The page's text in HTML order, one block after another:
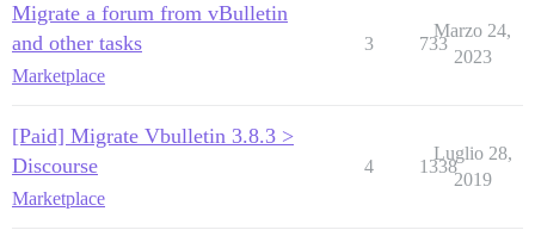
Migrate a forum from vBulletin
and other tasks
Marketplace
3 733
Marzo 24,
2023
[Paid] Migrate Vbulletin 3.8.3 >
Discourse
Marketplace
4 1338
Luglio 28,
2019